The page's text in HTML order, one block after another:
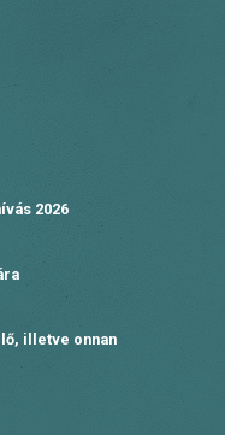
2026
illetve onnan